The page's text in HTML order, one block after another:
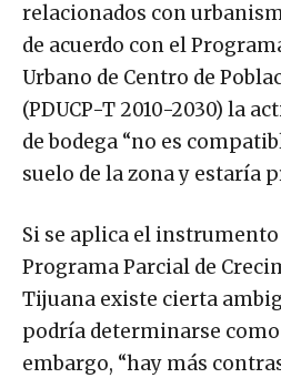
relacionados con
de acuerdo con el
Urbano de Centro de
(PDUCP-T 2010-2030) la
de bodega “no es
suelo de la zona y estaría
Si se aplica el
Programa Parcial de
Tijuana existe cierta
podría determinarse
embargo, “hay más